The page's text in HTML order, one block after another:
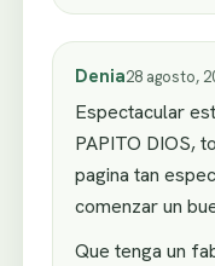
Denia28 agosto,
Espectacular
PAPITO DIOS,
pagina tan
comenzar un
Que tenga un